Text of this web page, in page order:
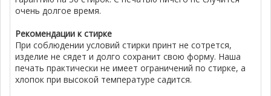
очень долгое время.
Рекомендации к стирке
При соблюдении условий стирки принт не сотрется,
изделие не сядет и долго сохранит свою форму. Наша
печать практически не имеет ограничений по стирке, а
хлопок при высокой температуре садится.